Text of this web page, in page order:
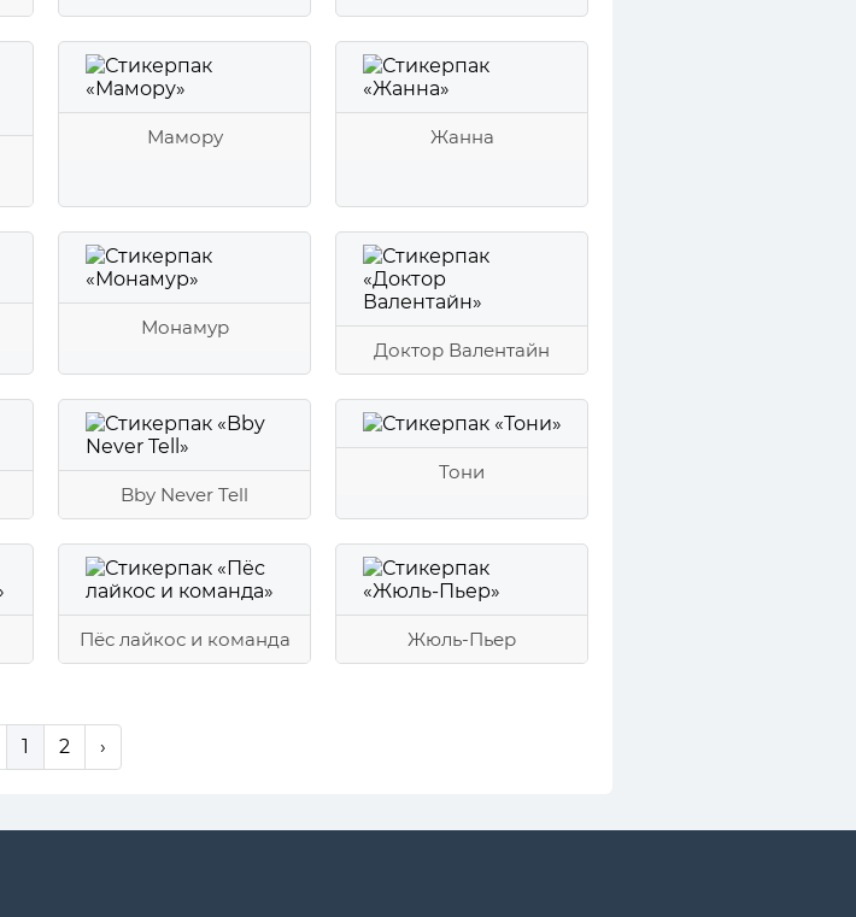
Мамору Жанна
Монамур
Доктор Валентайн
Bby Never Tell
Тони
Пёс лайкос и команда Жюль-Пьер
1 2 ›